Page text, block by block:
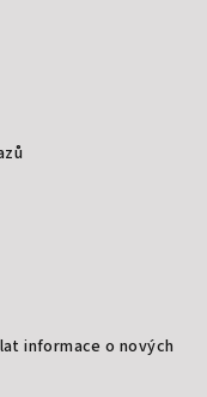
informace o nových